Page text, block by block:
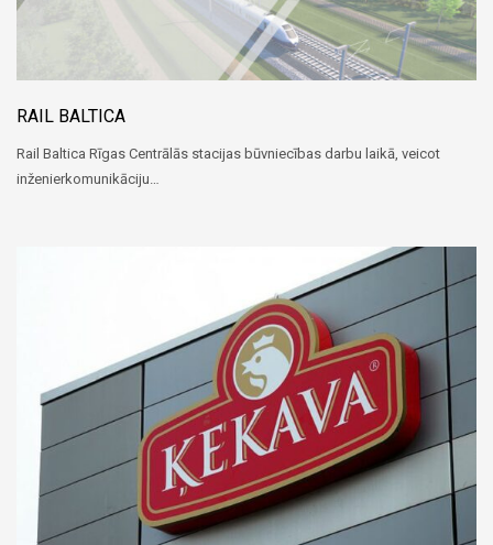
RAIL BALTICA
Rail Baltica Rīgas Centrālās stacijas būvniecības darbu laikā, veicot
inženierkomunikāciju…